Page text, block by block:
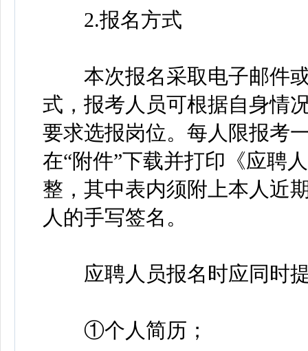
2.报名方式
本次报名采取电子邮件或
式，报考人员可根据自身情
要求选报岗位。每人限报考
在“附件”下载并打印《应聘
整，其中表内须附上本人近
人的手写签名。
应聘人员报名时应同时提
①个人简历；